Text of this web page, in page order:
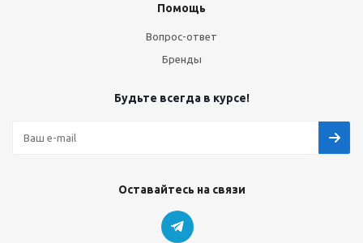
Помощь
Вопрос-ответ
Бренды
Будьте всегда в курсе!
Оставайтесь на связи